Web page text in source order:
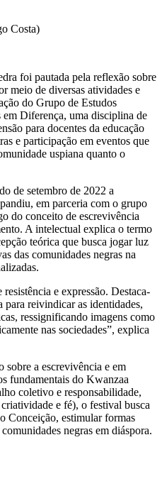
Costa)
foi pautada pela reflexão sobre
meio de diversas atividades e
do Grupo de Estudos
Diferença, uma disciplina de
para docentes da educação
e participação em eventos que
uspiana quanto o
de setembro de 2022 a
em parceria com o grupo
do conceito de escrevivência
A intelectual explica o termo
teórica que busca jogar luz
das comunidades negras na
e expressão. Destaca-
para reivindicar as identidades,
ressignificando imagens como
nas sociedades”, explica
sobre a escrevivência e em
fundamentais do Kwanzaa
coletivo e responsabilidade,
e fé), o festival busca
Conceição, estimular formas
negras em diáspora.